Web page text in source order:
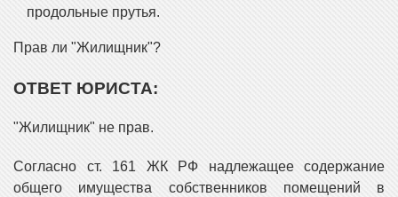
продольные прутья.
Прав ли "Жилищник"?
ОТВЕТ ЮРИСТА:
"Жилищник" не прав.
Согласно ст. 161 ЖК РФ надлежащее содержание
общего имущества собственников помещений в